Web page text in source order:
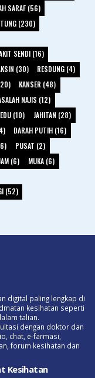
SARAF (56)
(230)
SENDI (16)
(30)
RESDUNG (4)
KANSER (48)
NAJIS (12)
(10)
JAHITAN (28)
DARAH PUTIH (16)
PUSAT (2)
(6)
MUKA (6)
(52)
digital paling lengkap di
kesihatan seperti
talian.
dengan doktor dan
chat, e-farmasi,
forum kesihatan dan
Kesihatan